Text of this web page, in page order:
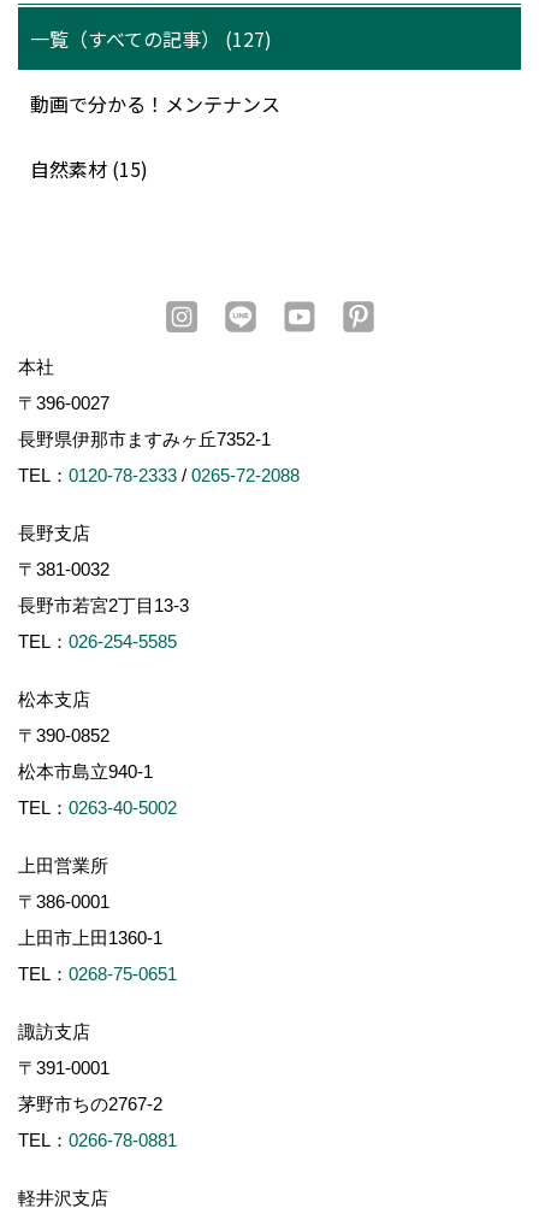
一覧（すべての記事） (127)
動画で分かる！メンテナンス
自然素材 (15)
本社
〒396-0027
長野県伊那市ますみヶ丘7352-1
TEL： 0120-78-2333 / 0265-72-2088
長野支店
〒381-0032
長野市若宮2丁目13-3
TEL： 026-254-5585
松本支店
〒390-0852
松本市島立940-1
TEL： 0263-40-5002
上田営業所
〒386-0001
上田市上田1360-1
TEL： 0268-75-0651
諏訪支店
〒391-0001
茅野市ちの2767-2
TEL： 0266-78-0881
軽井沢支店